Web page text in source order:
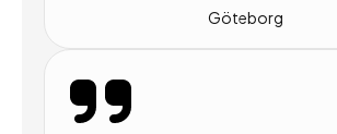
Göteborg